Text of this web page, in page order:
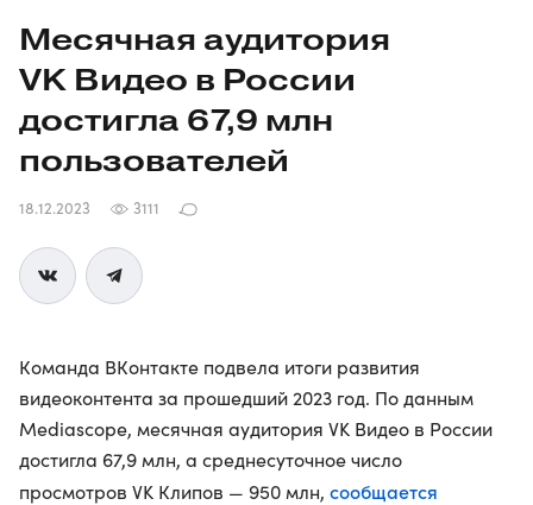
Месячная аудитория
VK Видео в России
достигла 67,9 млн
пользователей
18.12.2023 3111
Команда ВКонтакте подвела итоги развития
видеоконтента за прошедший 2023 год. По данным
Mediascope, месячная аудитория VK Видео в России
достигла 67,9 млн, а среднесуточное число
просмотров VK Клипов — 950 млн, сообщается